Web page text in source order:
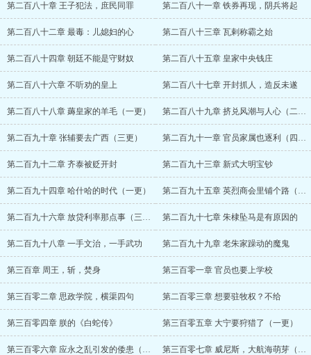
第二百八十章 王子犯法，庶民同罪 第二百八十一章 铁券再现，阴兵将起
第二百八十二章 最毒：儿媳妇的心 第二百八十三章 瓦剌称霸之始
第二百八十四章 朝廷不能是守财奴 第二百八十五章 皇家中央钱庄
第二百八十六章 不听劝的皇上 第二百八十七章 开封抓人，造反未遂
第二百八十八章 薅皇家的羊毛（一更） 第二百八十九章 挤兑风潮与人心（二更）
第二百九十章 张辅要去广西（三更） 第二百九十一章 官员家属也逐利（四更）
第二百九十二章 齐泰被贬开封 第二百九十三章 新式大明宝钞
第二百九十四章 哈什哈的时代（一更） 第二百九十五章 英烈商会里铺个路（二更）
第二百九十六章 放贷利率那点事（三更） 第二百九十七章 朱棣坠马是有原因的
第二百九十八章 一手文治，一手武功 第二百九十九章 老朱家躁动的魔鬼
第三百章 周王，斩，焚身 第三百零一章 官员也要上学校
第三百零二章 思政学院，横渠四句 第二百零三章 想要驻牧权？不给
第三百零四章 朕的《白蛇传》 第三百零五章 大宁要狩猎了（一更）
第三百零六章 应永之乱引发的倭患（二更） 第三百零七章 威尼斯，大航海萌芽（三更）